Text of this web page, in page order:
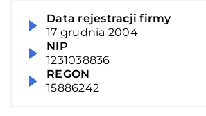
Data rejestracji firmy
17 grudnia 2004
NIP
1231038836
REGON
15886242